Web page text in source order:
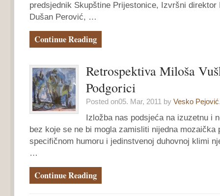
predsjednik Skupštine Prijestonice, Izvršni direktor
Dušan Perović, …
Continue Reading
Retrospektiva Miloša
Podgorici
Posted on05. Mar, 2011 by Vesko Pejović
Izložba nas podsjeća na izuzetnu i
bez koje se ne bi mogla zamisliti nijedna mozaička
specifičnom humoru i jedinstvenoj duhovnoj klimi
…
Continue Reading